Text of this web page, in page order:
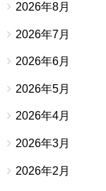
2026年8月
2026年7月
2026年6月
2026年5月
2026年4月
2026年3月
2026年2月